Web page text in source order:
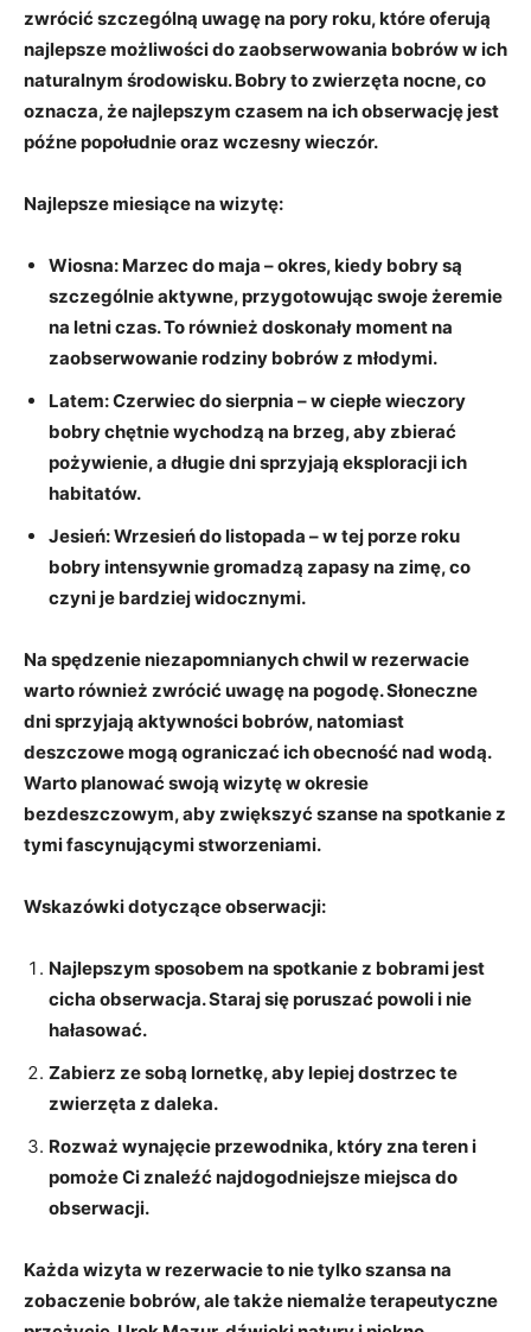
zwrócić szczególną uwagę na pory roku, które oferują
najlepsze możliwości do zaobserwowania bobrów w ich
naturalnym środowisku. Bobry to zwierzęta nocne, co
oznacza, że najlepszym czasem na ich obserwację jest
późne popołudnie oraz wczesny wieczór.
Najlepsze miesiące na wizytę:
Wiosna: Marzec do maja – okres, kiedy bobry są
szczególnie aktywne, przygotowując swoje żeremie
na letni czas. To również doskonały moment na
zaobserwowanie rodziny bobrów z młodymi.
Latem:Czerwiec do sierpnia – w ciepłe wieczory
bobry chętnie wychodzą na brzeg, aby zbierać
pożywienie, a długie dni sprzyjają eksploracji ich
habitatów.
Jesień:Wrzesień do listopada – w tej porze roku
bobry intensywnie gromadzą zapasy na zimę, co
czyni je bardziej widocznymi.
Na spędzenie niezapomnianych chwil w rezerwacie
warto również zwrócić uwagę na pogodę. Słoneczne
dni sprzyjają aktywności bobrów, natomiast
deszczowe mogą ograniczać ich obecność nad wodą.
Warto planować swoją wizytę wokresie
bezdeszczowym, aby zwiększyć szanse na spotkanie z
tymi fascynującymi stworzeniami.
Wskazówki dotyczące obserwacji:
Najlepszym sposobem na spotkanie z bobrami jest
cicha obserwacja. Staraj się poruszać powoli i nie
hałasować.
Zabierz ze sobą lornetkę, aby lepiej dostrzec te
zwierzęta z daleka.
Rozważ wynajęcie przewodnika, który zna teren i
pomoże Ci znaleźć najdogodniejsze miejsca do
obserwacji.
Każda wizyta w rezerwacie to nie tylko szansa na
zobaczenie bobrów, ale także niemalże terapeutyczne